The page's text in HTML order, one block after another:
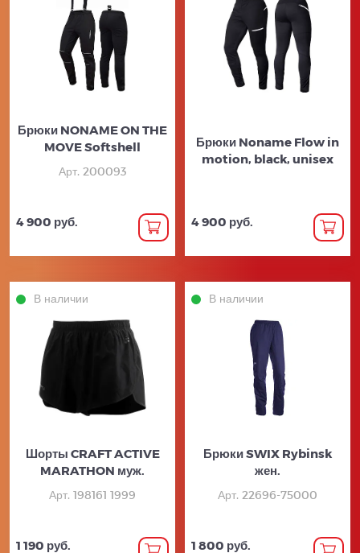
Брюки NONAME ON THE
MOVE Softshell
Арт. 200093
4 900 руб.
Брюки Noname Flow in
motion, black, unisex
4 900 руб.
В наличии
Шорты CRAFT ACTIVE
MARATHON муж.
Арт. 198161 1999
1 190 руб.
В наличии
Брюки SWIX Rybinsk
жен.
Арт. 22696-75000
1 800 руб.